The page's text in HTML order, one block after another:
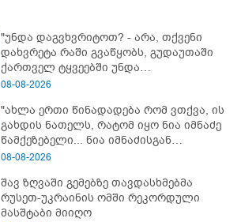
"უნდა დაგვხვრიტოთ? - არა, თქვენი
დახვრეტა რაში გვაწყობს, გუდაუთაში
ქართველ ტყვეებში უნდა
გადაგცვალოთ..."
08-08-2026
"ახლა ერთი წინადადება რომ ვთქვა, ის
გახდის ნათელს, რატომ იყო ნია იმნაძე
წამქეზებელი... ნია იმნაძისგან
გამოსული ინფორმაციაა ეს" - რას
08-08-2026
შავ ზღვაში გემებზე თავდასხმებმა
რუსეთ-უკრაინის ომში რეკორდული
მასშტაბი მიიღო